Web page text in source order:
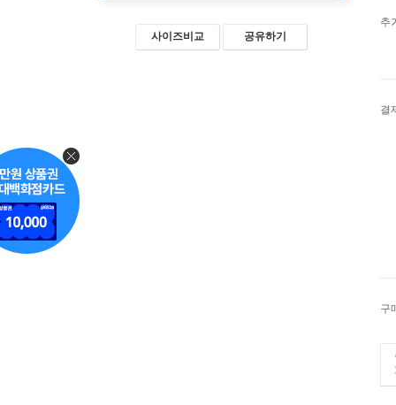
사이즈비교 공유하기
추
결
구